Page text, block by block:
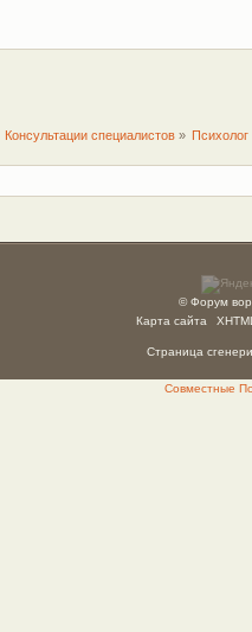
Консультации специалистов » Психолог
© Форум
Карта сайта
Страница
Совместные